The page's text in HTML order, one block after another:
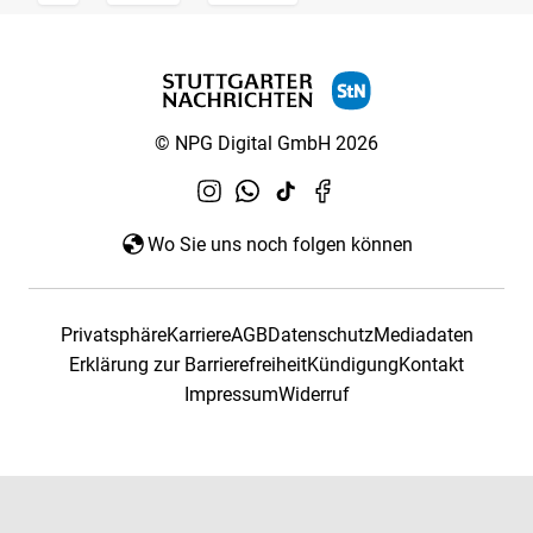
© NPG Digital GmbH 2026
Wo Sie uns noch folgen können
PrivatsphäreKarriereAGBDatenschutzMediadaten
Erklärung zur BarrierefreiheitKündigungKontakt
ImpressumWiderruf